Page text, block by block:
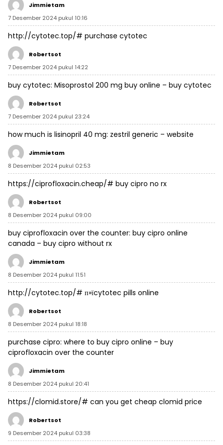
Jimmietam
7 Desember 2024 pukul 10:16
http://cytotec.top/# purchase cytotec
Robertsot
7 Desember 2024 pukul 14:22
buy cytotec: Misoprostol 200 mg buy online – buy cytotec
Robertsot
7 Desember 2024 pukul 23:24
how much is lisinopril 40 mg: zestril generic – website
Jimmietam
8 Desember 2024 pukul 02:53
https://ciprofloxacin.cheap/# buy cipro no rx
Robertsot
8 Desember 2024 pukul 09:00
buy ciprofloxacin over the counter: buy cipro online
canada – buy cipro without rx
Jimmietam
8 Desember 2024 pukul 11:51
http://cytotec.top/# п»їcytotec pills online
Robertsot
8 Desember 2024 pukul 18:18
purchase cipro: where to buy cipro online – buy
ciprofloxacin over the counter
Jimmietam
8 Desember 2024 pukul 20:41
https://clomid.store/# can you get cheap clomid price
Robertsot
9 Desember 2024 pukul 03:38